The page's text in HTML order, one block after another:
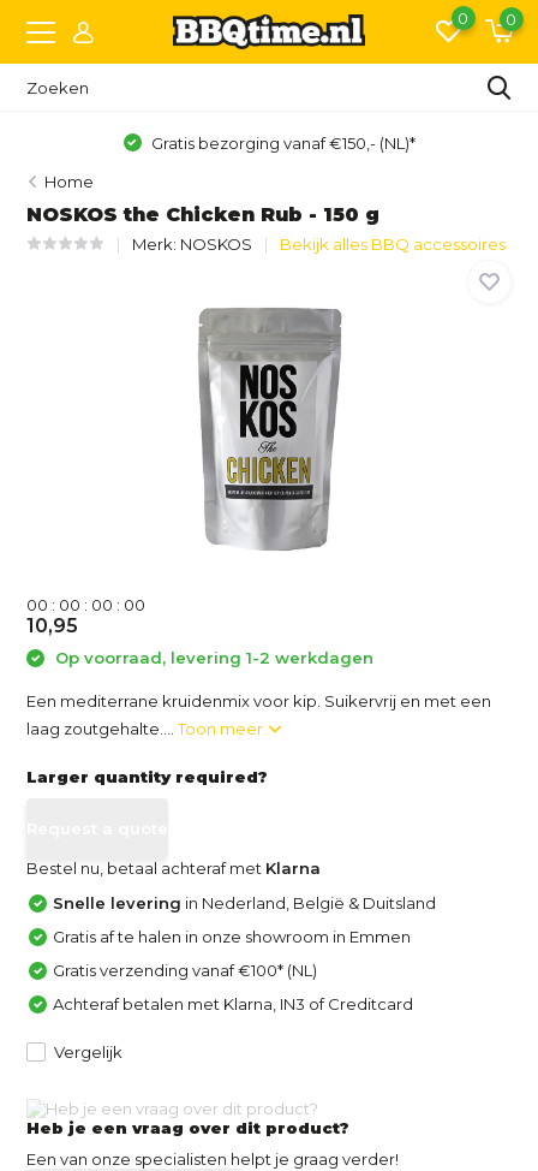
0 0
Gratis bezorging vanaf €150,- (NL)*
Home
NOSKOS the Chicken Rub - 150 g
Merk: NOSKOS Bekijk alles BBQ accessoires
00 : 00 : 00 : 00
10,95
Op voorraad, levering 1-2 werkdagen
Een mediterrane kruidenmix voor kip. Suikervrij en met een
laag zoutgehalte....Toon meer
Larger quantity required?
Bestel nu, betaal achteraf met Klarna
Snelle levering in Nederland, België & Duitsland
Gratis af te halen in onze showroom in Emmen
Gratis verzending vanaf €100* (NL)
Achteraf betalen met Klarna, IN3 of Creditcard
Vergelijk
Heb je een vraag over dit product?
Een van onze specialisten helpt je graag verder!